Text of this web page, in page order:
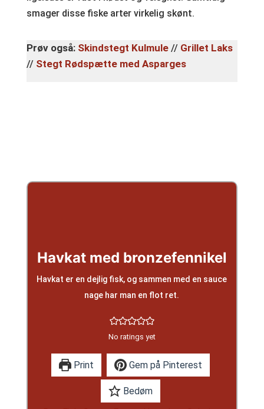
smager disse fiske arter virkelig skønt.
Prøv også: Skindstegt Kulmule// Grillet Laks
// Stegt Rødspætte med Asparges
Havkat med bronzefennikel
Havkat er en dejlig fisk, og sammen med en sauce
nage har man en flot ret.
No ratings yet
Print Gem på Pinterest
Bedøm